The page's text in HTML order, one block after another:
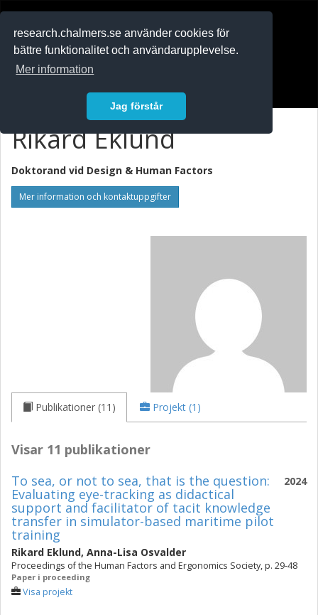
research.chalmers.se använder cookies för
bättre funktionalitet och användarupplevelse.
Mer information
Jag förstår
Rikard Eklund
Doktorand vid Design & Human Factors
Mer information och kontaktuppgifter
Publikationer (11) Projekt (1)
Visar 11 publikationer
2024
To sea, or not to sea, that is the question:
Evaluating eye-tracking as didactical
support and facilitator of tacit knowledge
transfer in simulator-based maritime pilot
training
Rikard Eklund, Anna-Lisa Osvalder
Proceedings of the Human Factors and Ergonomics Society, p. 29-48
Paper i proceeding
Visa projekt